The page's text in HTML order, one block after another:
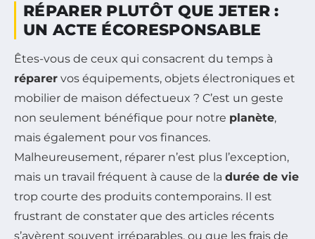
RÉPARER PLUTÔT QUE JETER :
UN ACTE ÉCORESPONSABLE
Êtes-vous de ceux qui consacrent du temps à
réparer vos équipements, objets électroniques et
mobilier de maison défectueux ? C’est un geste
non seulement bénéfique pour notre planète,
mais également pour vos finances.
Malheureusement, réparer n’est plus l’exception,
mais un travail fréquent à cause de la durée de vie
trop courte des produits contemporains. Il est
frustrant de constater que des articles récents
s’avèrent souvent irréparables, ou que les frais de